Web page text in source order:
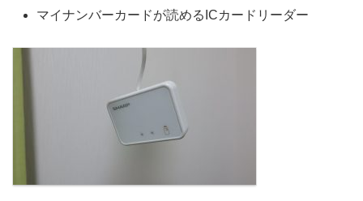
マイナンバーカードが読めるICカードリーダー